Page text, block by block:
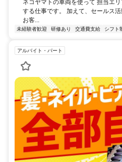
ネコヤマトの車両を使って 担当エ
する仕事です。 加えて、セールス
お客...
未経験者歓迎 研修あり 交通費支給 シフト
アルバイト・パート